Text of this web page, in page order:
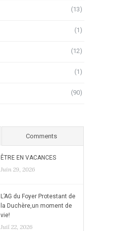
(13)
(1)
(12)
(1)
(90)
Comments
ÊTRE EN VACANCES
Juin 29, 2026
L’AG du Foyer Protestant de
la Duchère,un moment de
vie!
Juil 22, 2026